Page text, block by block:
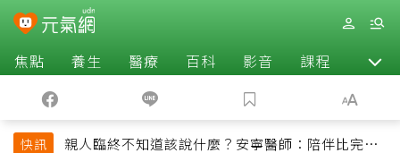
焦點 養生 醫療 百科 影音 課程 退休
快訊
親人臨終不知道該說什麼？安寧醫師：陪伴比完美